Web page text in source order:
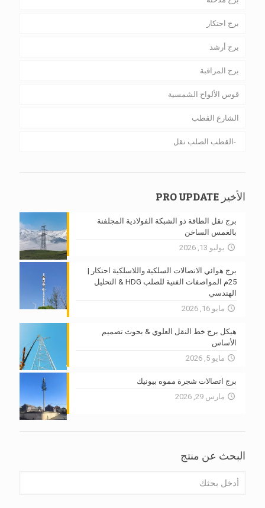
برج احتكار
برج أرشد
برج المراقبة
قوس الألواح الشمسية
الشارع القطب
القطب الصلب نقل
الأخير PRO UPDATE
برج نقل الطاقة ذو الشبكة الفولاذية المجلفنة
بالغمس الساخن
يوليو 13, 2026
برج هوائي الاتصالات السلكية واللاسلكية احتكار |
25م المواصفات الفنية للصلب HDG & التحليل
الهندسي
مايو 16, 2026
هيكل برج خط النقل العلوي & بحوث تصميم
الأساس
مايو 5, 2026
برج اتصالات شجرة مموه بيونيك
مارس 29, 2026
البحث عن منتج